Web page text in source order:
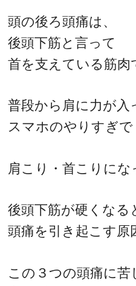
頭の後ろ頭痛は、
後頭下筋と言って
首を支えている筋肉
普段から肩に力が入
スマホのやりすぎで
肩こり・首こりにな
後頭下筋が硬くなる
頭痛を引き起こす原
この３つの頭痛に苦